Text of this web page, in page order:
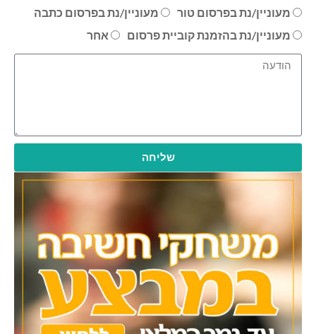
מעוניין/נת בפרסום טור
מעוניין/נת בפרסום כתבה
מעוניין/נת בהזמנת קוביית פרסום
אחר
שליחה